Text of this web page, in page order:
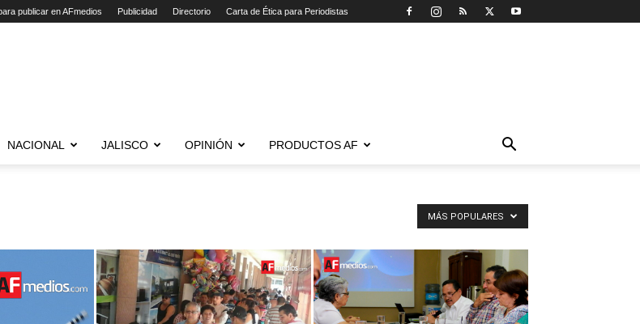
publicar en AFmedios Publicidad Directorio Carta de Ética para Periodistas
NACIONAL JALISCO OPINIÓN PRODUCTOS AF
MÁS POPULARES